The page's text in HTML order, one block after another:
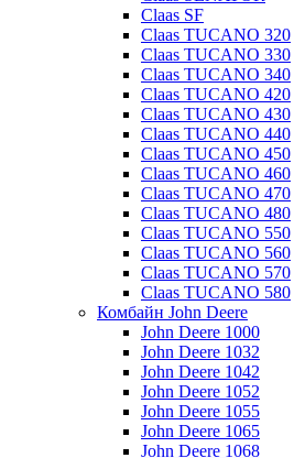
Claas SF
Claas TUCANO 320
Claas TUCANO 330
Claas TUCANO 340
Claas TUCANO 420
Claas TUCANO 430
Claas TUCANO 440
Claas TUCANO 450
Claas TUCANO 460
Claas TUCANO 470
Claas TUCANO 480
Claas TUCANO 550
Claas TUCANO 560
Claas TUCANO 570
Claas TUCANO 580
Комбайн John Deere
John Deere 1000
John Deere 1032
John Deere 1042
John Deere 1052
John Deere 1055
John Deere 1065
John Deere 1068